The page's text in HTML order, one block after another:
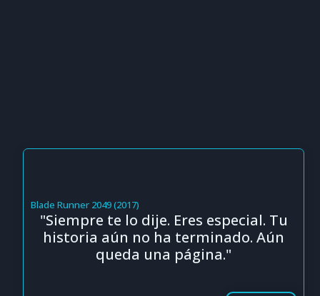
Blade Runner 2049 (2017)
"Siempre te lo dije. Eres especial. Tu
historia aún no ha terminado. Aún
queda una página."